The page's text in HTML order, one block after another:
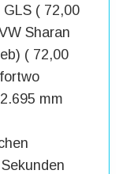
( 72,00
Sharan
( 72,00
mm